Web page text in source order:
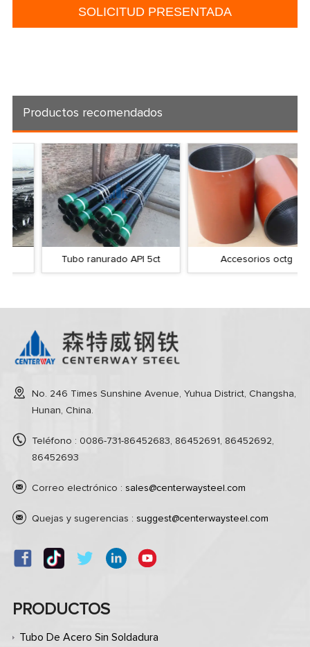
Productos recomendados
Tubo ranurado API 5ct Accesorios octg
No. 246 Times Sunshine Avenue, Yuhua District, Changsha,
Hunan, China.
Teléfono : 0086-731-86452683, 86452691, 86452692,
86452693
Correo electrónico : sales@centerwaysteel.com
Quejas y sugerencias : suggest@centerwaysteel.com
PRODUCTOS
Tubo De Acero Sin Soldadura